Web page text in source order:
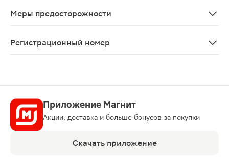
Меры предосторожности
Регистрационный номер
Приложение Магнит
Акции, доставка и больше бонусов за покупки
Скачать приложение